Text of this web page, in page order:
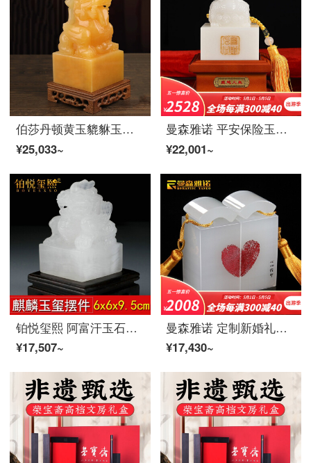
伯莎丹顿黄玉貔貅玉玺摆件送长辈领导朋友生日礼物玉石貔恘印章收藏开业送礼办公室书房客厅桌面摆设
¥25,033~
曼森雅诺 平安保险玉玺印章定制汉白玉办公室桌面摆件会议年会礼品毕业礼物书房装饰摆件收藏纪念品
¥22,001~
铂悦玺熙 阿富汗玉石头麒麟印章大玉玺摆件办公室印章收藏礼品章免刻字高档创意玉石装饰摆件商务礼品定制刻
¥17,507~
曼森雅诺 定制新婚礼物送新人闺蜜结婚纪念日送老婆女朋友生日情侣礼物印章定制婚房卧室玄关装饰品摆件 心心相印
¥17,430~